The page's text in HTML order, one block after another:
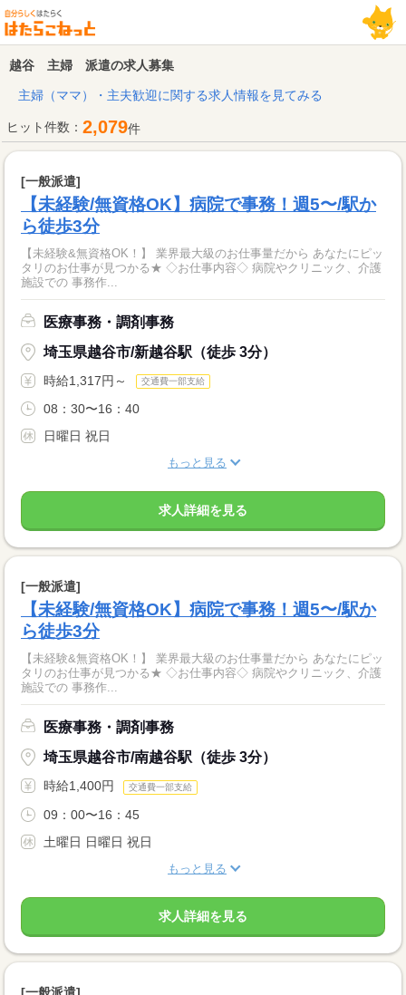
越谷 主婦 派遣の求人募集
主婦（ママ）・主夫歓迎に関する求人情報を見てみる
ヒット件数： 2,079件
[一般派遣]
【未経験/無資格OK】病院で事務！週5〜/駅か
ら徒歩3分
【未経験&無資格OK！】 業界最大級のお仕事量だから あなたにピッ
タリのお仕事が見つかる★ ◇お仕事内容◇ 病院やクリニック、介護
施設での 事務作...
医療事務・調剤事務
埼玉県越谷市/新越谷駅（徒歩 3分）
時給1,317円～ 交通費一部支給
08：30〜16：40
日曜日 祝日
もっと見る
求人詳細を見る
[一般派遣]
【未経験/無資格OK】病院で事務！週5〜/駅か
ら徒歩3分
【未経験&無資格OK！】 業界最大級のお仕事量だから あなたにピッ
タリのお仕事が見つかる★ ◇お仕事内容◇ 病院やクリニック、介護
施設での 事務作...
医療事務・調剤事務
埼玉県越谷市/南越谷駅（徒歩 3分）
時給1,400円 交通費一部支給
09：00〜16：45
土曜日 日曜日 祝日
もっと見る
求人詳細を見る
[一般派遣]